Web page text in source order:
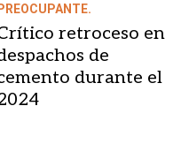
PREOCUPANTE.
retroceso en
de
durante el